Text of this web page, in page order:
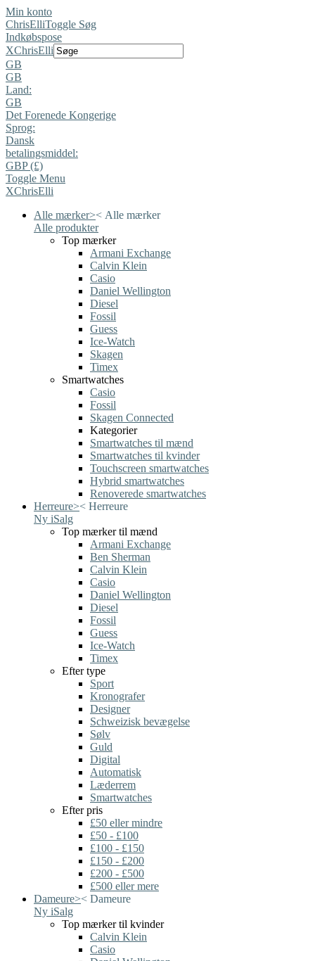
Min konto
ChrisElliToggle Søg
Indkøbspose
XChrisElli
GB
GB
Land:
GB
Det Forenede Kongerige
Sprog:
Dansk
betalingsmiddel:
GBP (£)
Toggle Menu
XChrisElli
Alle mærker>< Alle mærker
Alle produkter
Top mærker
Armani Exchange
Calvin Klein
Casio
Daniel Wellington
Diesel
Fossil
Guess
Ice-Watch
Skagen
Timex
Smartwatches
Casio
Fossil
Skagen Connected
Kategorier
Smartwatches til mænd
Smartwatches til kvinder
Touchscreen smartwatches
Hybrid smartwatches
Renoverede smartwatches
Herreure>< Herreure
Ny iSalg
Top mærker til mænd
Armani Exchange
Ben Sherman
Calvin Klein
Casio
Daniel Wellington
Diesel
Fossil
Guess
Ice-Watch
Timex
Efter type
Sport
Kronografer
Designer
Schweizisk bevægelse
Sølv
Guld
Digital
Automatisk
Læderrem
Smartwatches
Efter pris
£50 eller mindre
£50 - £100
£100 - £150
£150 - £200
£200 - £500
£500 eller mere
Dameure>< Dameure
Ny iSalg
Top mærker til kvinder
Calvin Klein
Casio